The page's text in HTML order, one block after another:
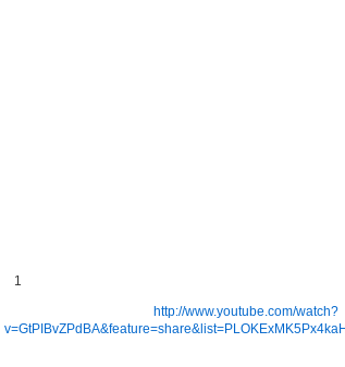
1
http://www.youtube.com/watch?